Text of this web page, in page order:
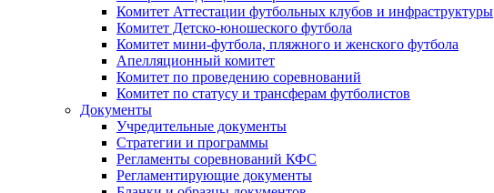
Комитет Аттестации футбольных клубов и инфраструктуры
Комитет Детско-юношеского футбола
Комитет мини-футбола, пляжного и женского футбола
Апелляционный комитет
Комитет по проведению соревнований
Комитет по статусу и трансферам футболистов
Документы
Учредительные документы
Стратегии и программы
Регламенты соревнований КФС
Регламентирующие документы